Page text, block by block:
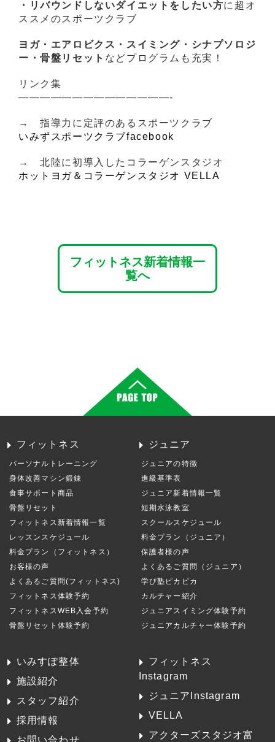
・リバウンドしないダイエットをしたい方に超オ
ススメのスポーツクラブ
ヨガ・エアロビクス・スイミング・シナプソロジ
ー・骨盤リセット などプログラムも充実！
リンク集
——————————————-
→ 指導力に定評のあるスポーツクラブ
いみずスポーツクラブfacebook
→ 北陸に初導入したコラーゲンスタジオ
ホットヨガ＆コラーゲンスタジオ VELLA
フィットネス新着情報一
覧へ
フィットネス
パーソナルトレーニング
身体改善マシン鍛錬
食事サポート商品
骨盤リセット
フィットネス新着情報一覧
レッスンスケジュール
料金プラン（フィットネス）
お客様の声
よくあるご質問(フィットネス)
フィットネス体験予約
フィットネスWEB入会予約
骨盤リセット体験予約
ジュニア
ジュニアの特徴
進級基準表
ジュニア新着情報一覧
短期水泳教室
スクールスケジュール
料金プラン（ジュニア）
保護者様の声
よくあるご質問（ジュニア）
学び塾ピカピカ
カルチャー紹介
ジュニアスイミング体験予約
ジュニアカルチャー体験予約
いみすぽ整体
施設紹介
スタッフ紹介
採用情報
お問い合わせ
フィットネス
Instagram
ジュニアInstagram
VELLA
アクターズスタジオ富